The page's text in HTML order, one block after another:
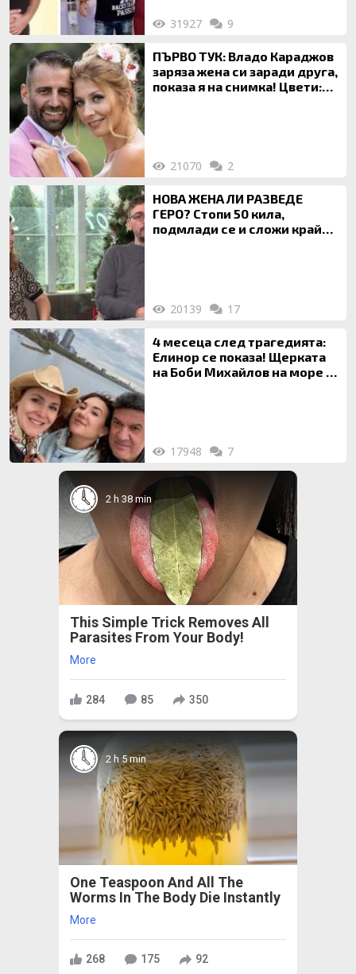
31927 9
ПЪРВО ТУК: Владо Караджов
заряза жена си заради друга,
показа я на снимка! Цвети:
21070 2
НОВА ЖЕНА ЛИ РАЗВЕДЕ
ГЕРО? Стопи 50 кила,
подмлади се и сложи край
20139 17
4 месеца след трагедията:
Елинор се показа! Щерката
на Боби Михайлов на море с
17948 7
2 h 38 min
This Simple Trick Removes All
Parasites From Your Body!
More
284 85 350
2 h 5 min
One Teaspoon And All The
Worms In The Body Die Instantly
More
268 175 92